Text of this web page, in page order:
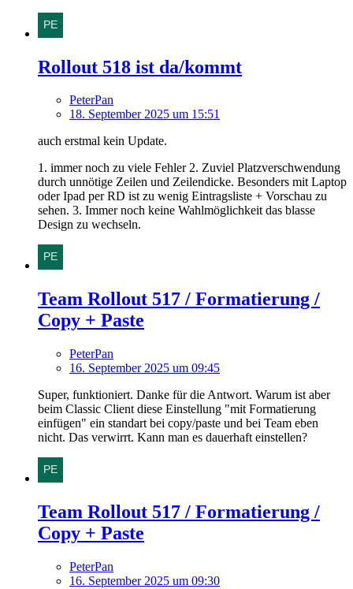
Rollout 518 ist da/kommt
PeterPan
18. September 2025 um 15:51
auch erstmal kein Update.
1. immer noch zu viele Fehler 2. Zuviel Platzverschwendung
durch unnötige Zeilen und Zeilendicke. Besonders mit Laptop
oder Ipad per RD ist zu wenig Eintragsliste + Vorschau zu
sehen. 3. Immer noch keine Wahlmöglichkeit das blasse
Design zu wechseln.
Team Rollout 517 / Formatierung /
Copy + Paste
PeterPan
16. September 2025 um 09:45
Super, funktioniert. Danke für die Antwort. Warum ist aber
beim Classic Client diese Einstellung "mit Formatierung
einfügen" ein standart bei copy/paste und bei Team eben
nicht. Das verwirrt. Kann man es dauerhaft einstellen?
Team Rollout 517 / Formatierung /
Copy + Paste
PeterPan
16. September 2025 um 09:30